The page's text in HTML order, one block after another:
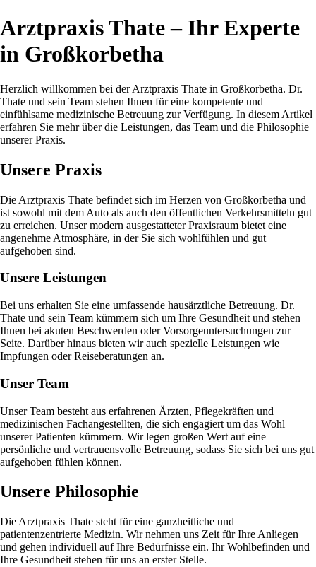
Arztpraxis Thate – Ihr Experte
in Großkorbetha
Herzlich willkommen bei der Arztpraxis Thate in Großkorbetha. Dr.
Thate und sein Team stehen Ihnen für eine kompetente und
einfühlsame medizinische Betreuung zur Verfügung. In diesem Artikel
erfahren Sie mehr über die Leistungen, das Team und die Philosophie
unserer Praxis.
Unsere Praxis
Die Arztpraxis Thate befindet sich im Herzen von Großkorbetha und
ist sowohl mit dem Auto als auch den öffentlichen Verkehrsmitteln gut
zu erreichen. Unser modern ausgestatteter Praxisraum bietet eine
angenehme Atmosphäre, in der Sie sich wohlfühlen und gut
aufgehoben sind.
Unsere Leistungen
Bei uns erhalten Sie eine umfassende hausärztliche Betreuung. Dr.
Thate und sein Team kümmern sich um Ihre Gesundheit und stehen
Ihnen bei akuten Beschwerden oder Vorsorgeuntersuchungen zur
Seite. Darüber hinaus bieten wir auch spezielle Leistungen wie
Impfungen oder Reiseberatungen an.
Unser Team
Unser Team besteht aus erfahrenen Ärzten, Pflegekräften und
medizinischen Fachangestellten, die sich engagiert um das Wohl
unserer Patienten kümmern. Wir legen großen Wert auf eine
persönliche und vertrauensvolle Betreuung, sodass Sie sich bei uns gut
aufgehoben fühlen können.
Unsere Philosophie
Die Arztpraxis Thate steht für eine ganzheitliche und
patientenzentrierte Medizin. Wir nehmen uns Zeit für Ihre Anliegen
und gehen individuell auf Ihre Bedürfnisse ein. Ihr Wohlbefinden und
Ihre Gesundheit stehen für uns an erster Stelle.